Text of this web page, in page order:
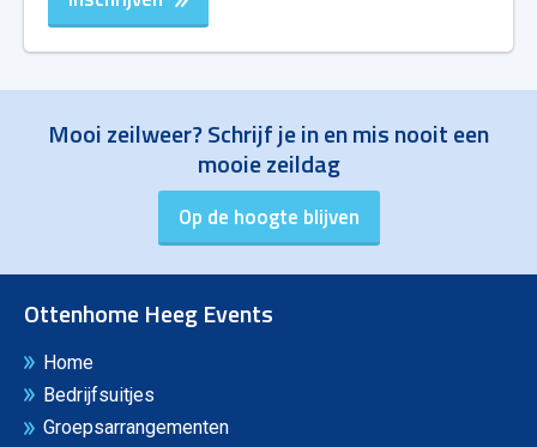
Mooi zeilweer? Schrijf je in en mis nooit een
mooie zeildag
Ottenhome Heeg Events
Home
Bedrijfsuitjes
Groepsarrangementen